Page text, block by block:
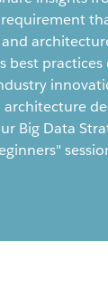
best
Big Data